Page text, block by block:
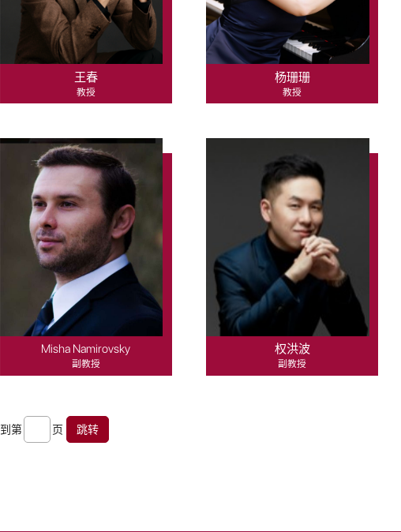
王春
教授
杨珊珊
教授
Misha Namirovsky
副教授
权洪波
副教授
到第 页 跳转